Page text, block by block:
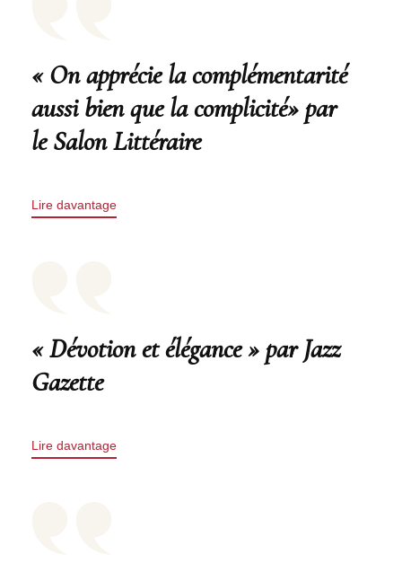
« On apprécie la complémentarité
aussi bien que la complicité» par
le Salon Littéraire
Lire davantage
« Dévotion et élégance » par Jazz
Gazette
Lire davantage